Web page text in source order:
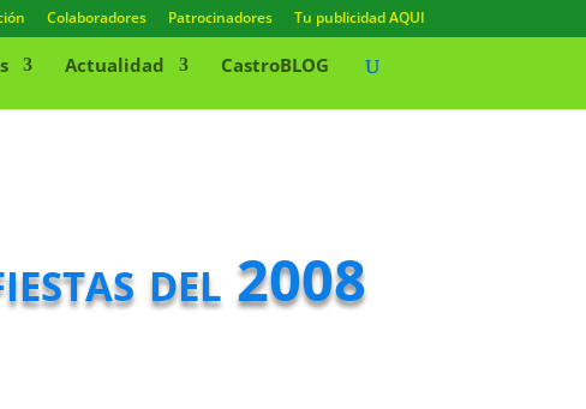
Colaboradores Patrocinadores Tu publicidad AQUI
Actualidad CastroBLOG
del 2008